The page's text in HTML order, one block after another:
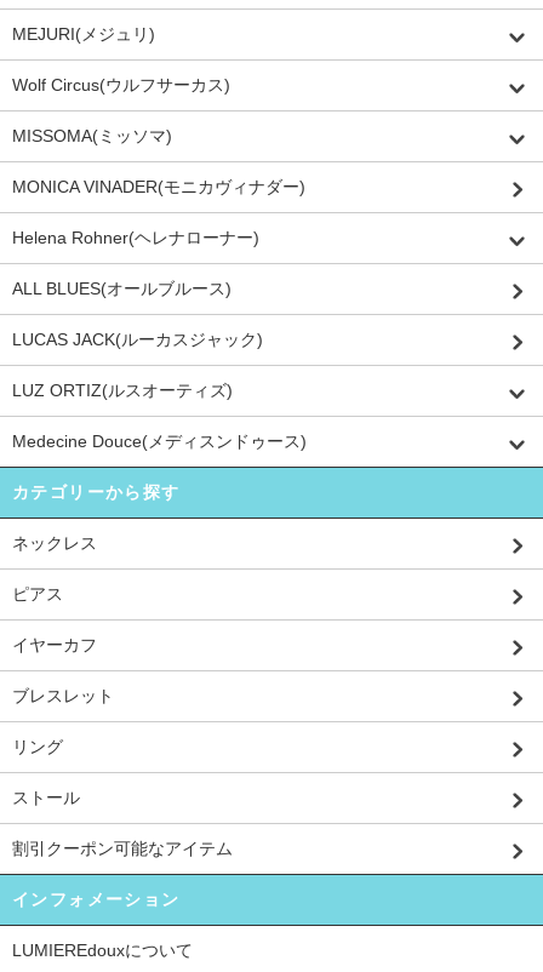
MEJURI(メジュリ)
Wolf Circus(ウルフサーカス)
MISSOMA(ミッソマ)
MONICA VINADER(モニカヴィナダー)
Helena Rohner(ヘレナローナー)
ALL BLUES(オールブルース)
LUCAS JACK(ルーカスジャック)
LUZ ORTIZ(ルスオーティズ)
Medecine Douce(メディスンドゥース)
カテゴリーから探す
ネックレス
ピアス
イヤーカフ
ブレスレット
リング
ストール
割引クーポン可能なアイテム
インフォメーション
LUMIEREdouxについて